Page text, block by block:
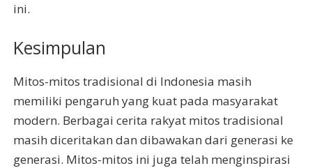
ini.
Kesimpulan
Mitos-mitos tradisional di Indonesia masih
memiliki pengaruh yang kuat pada masyarakat
modern. Berbagai cerita rakyat mitos tradisional
masih diceritakan dan dibawakan dari generasi ke
generasi. Mitos-mitos ini juga telah menginspirasi